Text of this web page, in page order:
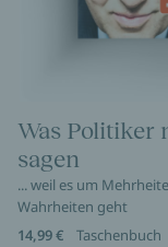
Was Politiker
sagen
... weil es um
Wahrheiten geht
14,99 €
Taschenbuch